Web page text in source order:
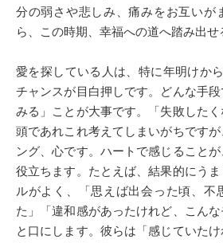
分の弱さや悲しみ、痛みをお互いが
ら、この時期、幸福への道へ踏み出せ
愛を探している人は、特に年明けか
チャンスが目白押しです。どんな手
みる」ことが大事です。「失敗したく
頭であれこれ考えてしまいがちです
ング、心です。ハートで感じること
役立ちます。たとえば、結果的にう
ルがよく、「思えば出会った頃、不
た」「違和感があったけれど、こん
と口にします。彼らは「感じていた